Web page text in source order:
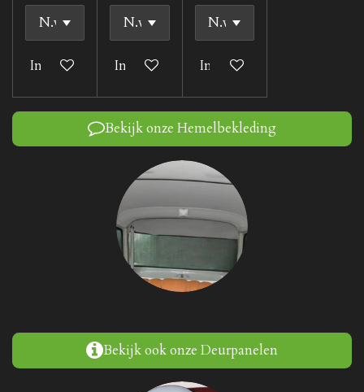
In winkelwagenIn winkelwagenIn winkelwagen
Bekijk onze Hemelbekleding
Bekijk ook onze Deurpanelen